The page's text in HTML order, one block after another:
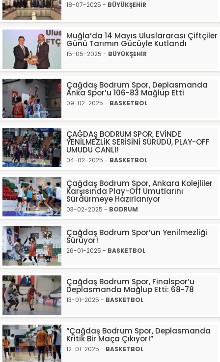
18-07-2025 - BÜYÜKŞEHİR
Muğla’da 14 Mayıs Uluslararası Çiftçiler
Günü Tarımın Gücüyle Kutlandı
15-05-2025 - BÜYÜKŞEHİR
Çağdaş Bodrum Spor, Deplasmanda
Anka Spor’u 106-83 Mağlup Etti
09-02-2025 - BASKETBOL
ÇAĞDAŞ BODRUM SPOR, EVİNDE
YENİLMEZLİK SERİSİNİ SÜRÜDÜ, PLAY-OFF
UMUDU CANLI!
04-02-2025 - BASKETBOL
Çağdaş Bodrum Spor, Ankara Kolejliler
Karşısında Play-Off Umutlarını
Sürdürmeye Hazırlanıyor
03-02-2025 - BODRUM
Çağdaş Bodrum Spor’un Yenilmezliği
Sürüyor!
26-01-2025 - BASKETBOL
Çağdaş Bodrum Spor, Finalspor’u
Deplasmanda Mağlup Etti: 68-78
13-01-2025 - BASKETBOL
“Çağdaş Bodrum Spor, Deplasmanda
Kritik Bir Maça Çıkıyor!”
12-01-2025 - BASKETBOL